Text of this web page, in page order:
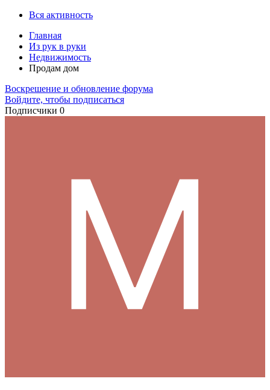
Вся активность
Главная
Из рук в руки
Недвижимость
Продам дом
Воскрешение и обновление форума
Войдите, чтобы подписаться
Подписчики 0